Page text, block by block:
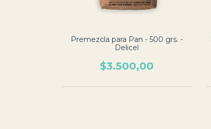
Premezcla para Pan - 500 grs. -
Delicel
$3.500,00